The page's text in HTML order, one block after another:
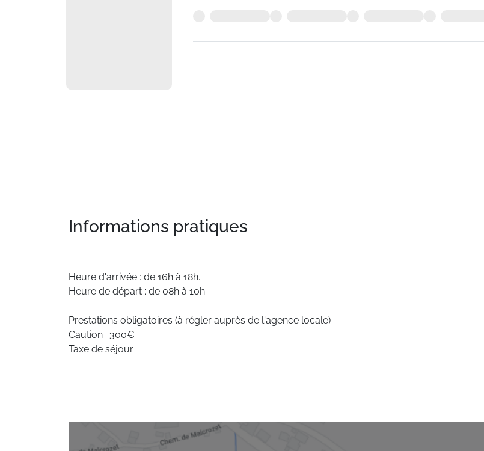
Informations pratiques
Heure d'arrivée : de 16h à 18h.
Heure de départ : de 08h à 10h.
Prestations obligatoires (à régler auprès de l'agence locale) :
Caution : 300€
Taxe de séjour